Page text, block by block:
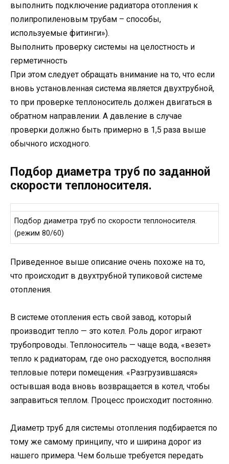
выполнить подключение радиатора отопления к
полипропиленовым трубам – способы,
используемые фитинги»).
Выполнить проверку системы на целостность и
герметичность
При этом следует обращать внимание на то, что если
вновь установленная система является двухтрубной,
то при проверке теплоноситель должен двигаться в
обратном направлении. А давление в случае
проверки должно быть примерно в 1,5 раза выше
обычного исходного.
Подбор диаметра труб по заданной
скорости теплоносителя.
Подбор диаметра труб по скорости теплоносителя.
(режим 80/60)
Приведенное выше описание очень похоже на то,
что происходит в двухтрубной тупиковой системе
отопления.
В системе отопления есть свой завод, который
производит тепло — это котел. Роль дорог играют
трубопроводы. Теплоноситель — чаще вода, «везет»
тепло к радиаторам, где оно расходуется, восполняя
тепловые потери помещения. «Разгрузившаяся»
остывшая вода вновь возвращается в котел, чтобы
заправиться теплом. Процесс происходит постоянно.
Диаметр труб для системы отопления подбирается по
тому же самому принципу, что и ширина дорог из
нашего примера. Чем больше требуется передать